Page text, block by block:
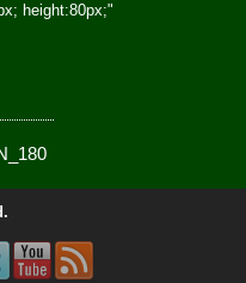
height:80px;"